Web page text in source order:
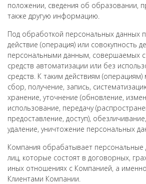
положении, сведения об образовании,
также другую информацию.
Под обработкой персональных данных
действие (операция) или совокупность
персональными данным, совершаемых
средств автоматизации или без
средств. К таким действиям
сбор, получение, запись,
хранение, уточнение (обновление,
использование, передачу
предоставление, доступ),
удаление, уничтожение персональных
Компания обрабатывает персональные
лиц, которые состоят в договорных,
иных отношениях с Компанией, а
Клиентами Компании.